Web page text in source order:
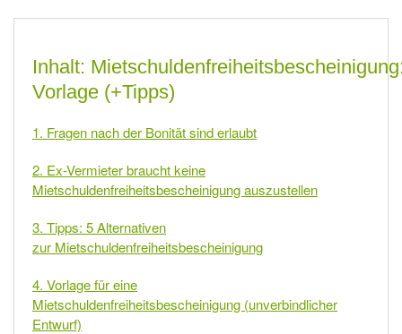
Inhalt:
Vorlage (+Tipps)
1. Fragen nach der Bonität sind erlaubt
2. Ex-Vermieter braucht keine
Mietschuldenfreiheitsbescheinigung auszustellen
3. Tipps: 5 Alternativen
zur Mietschuldenfreiheitsbescheinigung
4. Vorlage für eine
Mietschuldenfreiheitsbescheinigung (unverbindlicher
Entwurf)